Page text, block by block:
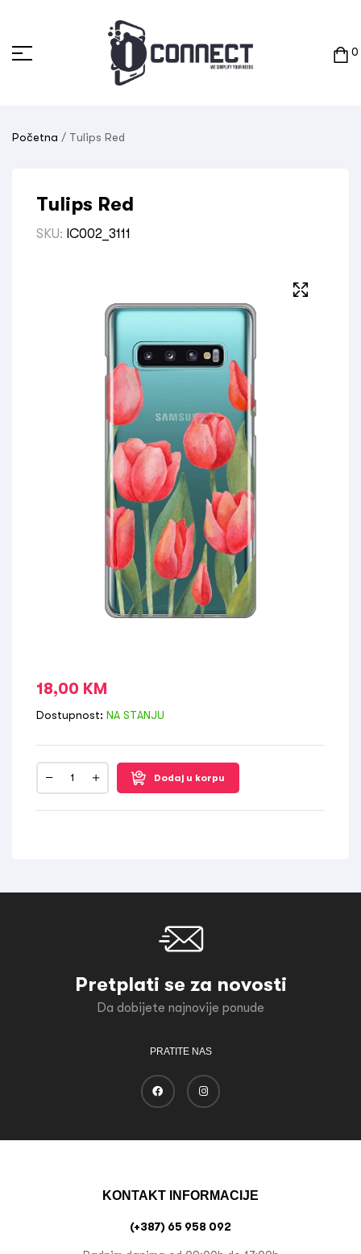
0
Početna / Tulips Red
Tulips Red
SKU: IC002_3111
18,00 KM
Dostupnost: NA STANJU
Dodaj u korpu
Pretplati se za novosti
Da dobijete najnovije ponude
PRATITE NAS
KONTAKT INFORMACIJE
(+387) 65 958 092